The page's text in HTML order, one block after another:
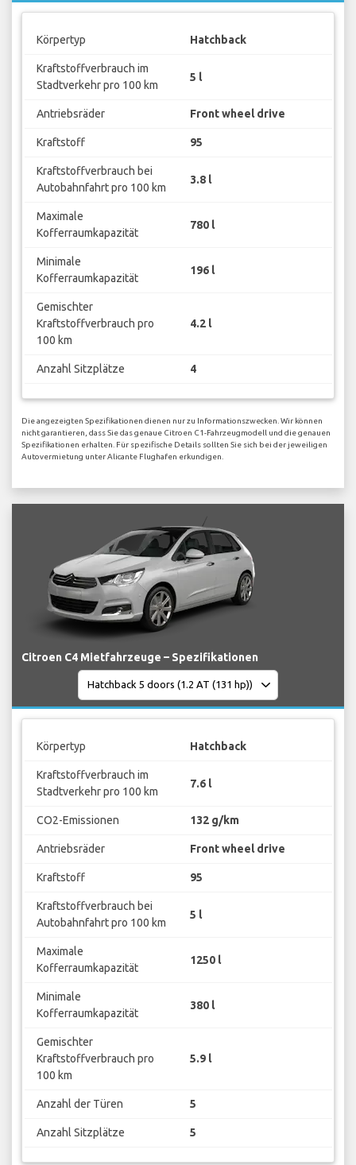
Körpertyp Hatchback
Kraftstoffverbrauch im
Stadtverkehr pro 100 km
5 l
Antriebsräder Front wheel drive
Kraftstoff 95
Kraftstoffverbrauch bei
Autobahnfahrt pro 100 km
3.8 l
Maximale
Kofferraumkapazität
780 l
Minimale
Kofferraumkapazität
196 l
Gemischter
Kraftstoffverbrauch pro
100 km
4.2 l
Anzahl Sitzplätze 4
Die angezeigten Spezifikationen dienen nur zu Informationszwecken. Wir können
nicht garantieren, dass Sie das genaue Citroen C1-Fahrzeugmodell und die genauen
Spezifikationen erhalten. Für spezifische Details sollten Sie sich bei der jeweiligen
Autovermietung unter Alicante Flughafen erkundigen.
Citroen C4 Mietfahrzeuge – Spezifikationen
Körpertyp Hatchback
Kraftstoffverbrauch im
Stadtverkehr pro 100 km
7.6 l
CO2-Emissionen 132 g/km
Antriebsräder Front wheel drive
Kraftstoff 95
Kraftstoffverbrauch bei
Autobahnfahrt pro 100 km
5 l
Maximale
Kofferraumkapazität
1250 l
Minimale
Kofferraumkapazität
380 l
Gemischter
Kraftstoffverbrauch pro
100 km
5.9 l
Anzahl der Türen 5
Anzahl Sitzplätze 5